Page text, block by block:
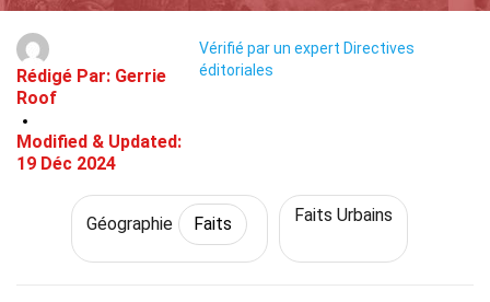
Rédigé Par: Gerrie
Roof
Modified & Updated:
19 Déc 2024
Vérifié par un expert Directives
éditoriales
Géographie Faits Faits Urbains